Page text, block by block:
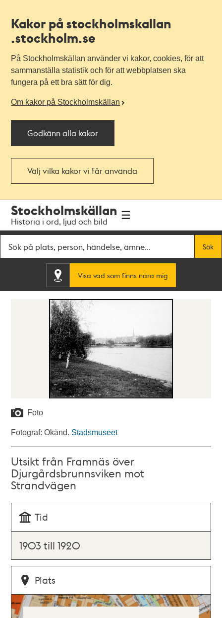
Kakor på stockholmskallan
.stockholm.se
På Stockholmskällan använder vi kakor, cookies, för att
sammanställa statistik och för att webbplatsen ska
fungera på ett bra sätt för dig.
Om kakor på Stockholmskällan
Godkänn alla kakor
Välj vilka kakor vi får använda
navigationen
huvudinnehållet
Stockholmskällan
Historia i ord, ljud och bild
Sök
Visa vad som finns nära mig
Foto
Fotograf: Okänd. Stadsmuseet
Utsikt från Framnäs över
Djurgårdsbrunnsviken mot
Strandvägen
Tid
1903 till 1920
Plats